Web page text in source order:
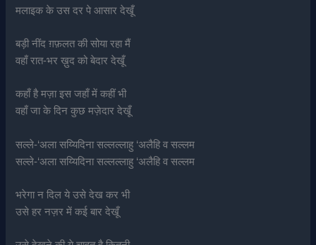
मलाइक के उस दर पे आसार देखूँ
बड़ी नींद ग़फ़लत की सोया रहा मैं
वहाँ रात-भर ख़ुद को बेदार देखूँ
कहाँ है मज़ा इस जहाँ में कहीं भी
वहाँ जा के दिन कुछ मज़ेदार देखूँ
सल्ले-‘अला सय्यिदिना सल्लल्लाहु ‘अलैहि व सल्लम
सल्ले-‘अला सय्यिदिना सल्लल्लाहु ‘अलैहि व सल्लम
भरेगा न दिल ये उसे देख कर भी
उसे हर नज़र में कई बार देखूँ